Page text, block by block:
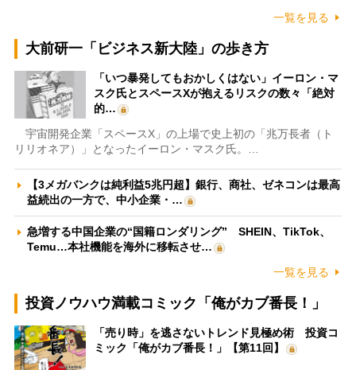
一覧を見る
大前研一「ビジネス新大陸」の歩き方
「いつ暴発してもおかしくはない」イーロン・マ
スク氏とスペースXが抱えるリスクの数々「絶対
的…
宇宙開発企業「スペースX」の上場で史上初の「兆万長者（ト
リリオネア）」となったイーロン・マスク氏。…
【3メガバンクは純利益5兆円超】銀行、商社、ゼネコンは最高
益続出の一方で、中小企業・…
急増する中国企業の“国籍ロンダリング” SHEIN、TikTok、
Temu…本社機能を海外に移転させ…
一覧を見る
投資ノウハウ満載コミック「俺がカブ番長！」
「売り時」を逃さないトレンド見極め術 投資コ
ミック「俺がカブ番長！」【第11回】